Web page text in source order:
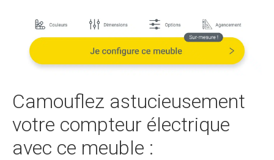
initial
était :
1
325,90€.
actuel
est :
Camouflez astucieusement
votre compteur électrique
avec ce meuble :